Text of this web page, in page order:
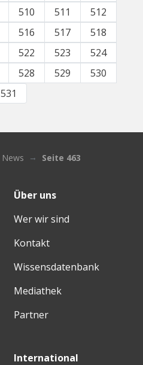
510 511
512
516 517
518
522 523
524
528 529
530
531
News Seite 463
Über uns
Wer wir sind
Kontakt
Wissensdatenbank
Mediathek
Partner
International